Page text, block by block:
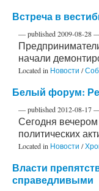
Встреча в
—published2009-08-28
начали
Located in Новости /
Белый форум:
—published2012-08-17
Сегодня
политических
Located in Новости /
Власти
справедливыми